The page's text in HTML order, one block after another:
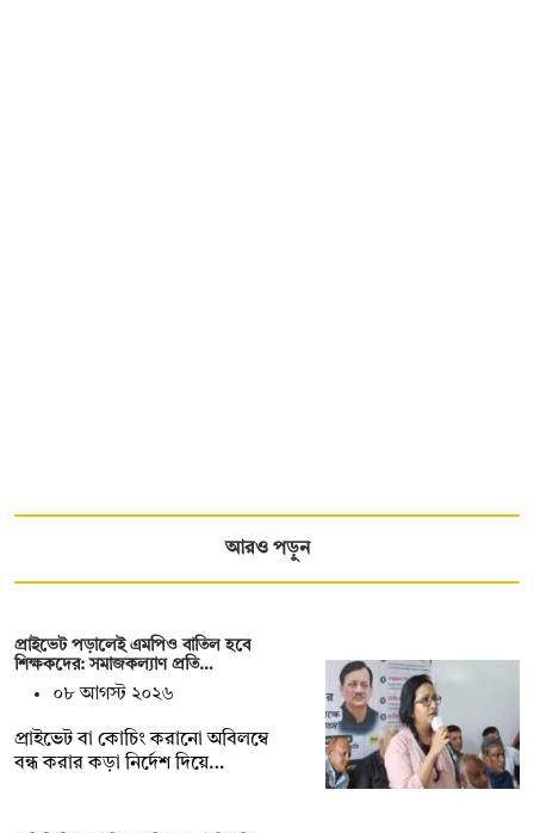
আরও পড়ুন
প্রাইভেট পড়ালেই এমপিও বাতিল হবে
শিক্ষকদের: সমাজকল্যাণ প্রতি…
০৮ আগস্ট ২০২৬
প্রাইভেট বা কোচিং করানো অবিলম্বে
বন্ধ করার কড়া নির্দেশ দিয়ে…